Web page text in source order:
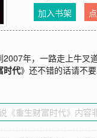
加入书架
2007年，一路走上牛叉
时代》还不错的话请不